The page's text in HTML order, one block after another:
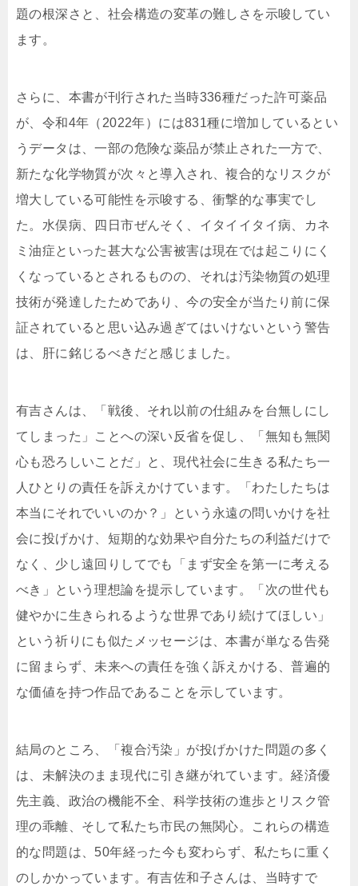
題の根深さと、社会構造の変革の難しさを示唆してい
ます。
さらに、本書が刊行された当時336種だった許可薬品
が、令和4年（2022年）には831種に増加しているとい
うデータは、一部の危険な薬品が禁止された一方で、
新たな化学物質が次々と導入され、複合的なリスクが
増大している可能性を示唆する、衝撃的な事実でし
た。水俣病、四日市ぜんそく、イタイイタイ病、カネ
ミ油症といった甚大な公害被害は現在では起こりにく
くなっているとされるものの、それは汚染物質の処理
技術が発達したためであり、今の安全が当たり前に保
証されていると思い込み過ぎてはいけないという警告
は、肝に銘じるべきだと感じました。
有吉さんは、「戦後、それ以前の仕組みを台無しにし
てしまった」ことへの深い反省を促し、「無知も無関
心も恐ろしいことだ」と、現代社会に生きる私たち一
人ひとりの責任を訴えかけています。「わたしたちは
本当にそれでいいのか？」という永遠の問いかけを社
会に投げかけ、短期的な効果や自分たちの利益だけで
なく、少し遠回りしてでも「まず安全を第一に考える
べき」という理想論を提示しています。「次の世代も
健やかに生きられるような世界であり続けてほしい」
という祈りにも似たメッセージは、本書が単なる告発
に留まらず、未来への責任を強く訴えかける、普遍的
な価値を持つ作品であることを示しています。
結局のところ、「複合汚染」が投げかけた問題の多く
は、未解決のまま現代に引き継がれています。経済優
先主義、政治の機能不全、科学技術の進歩とリスク管
理の乖離、そして私たち市民の無関心。これらの構造
的な問題は、50年経った今も変わらず、私たちに重く
のしかかっています。有吉佐和子さんは、当時すで